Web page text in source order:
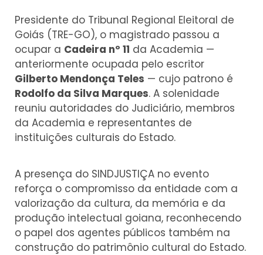
Presidente do Tribunal Regional Eleitoral de
Goiás (TRE-GO), o magistrado passou a
ocupar a Cadeira nº 11 da Academia —
anteriormente ocupada pelo escritor
Gilberto Mendonça Teles — cujo patrono é
Rodolfo da Silva Marques. A solenidade
reuniu autoridades do Judiciário, membros
da Academia e representantes de
instituições culturais do Estado.
A presença do SINDJUSTIÇA no evento
reforça o compromisso da entidade com a
valorização da cultura, da memória e da
produção intelectual goiana, reconhecendo
o papel dos agentes públicos também na
construção do patrimônio cultural do Estado.